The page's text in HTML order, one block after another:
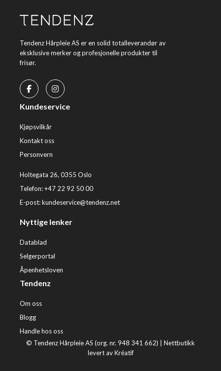
Tendenz Hårpleie AS er en solid totalleverandør av
eksklusive merker og profesjonelle produkter til
frisør.
Kundeservice
Kjøpsvilkår
Kontakt oss
Personvern
Holtegata 26, 0355 Oslo
Telefon: +47 22 92 50 00
E-post:kundeservice@tendenz.net
Nyttige lenker
Datablad
Selgerportal
Åpenhetsloven
Tendenz
Om oss
Blogg
Handle hos oss
© Tendenz Hårpleie AS (org. nr. 948 341 662) | Nettbutikk
levert av Kréatif